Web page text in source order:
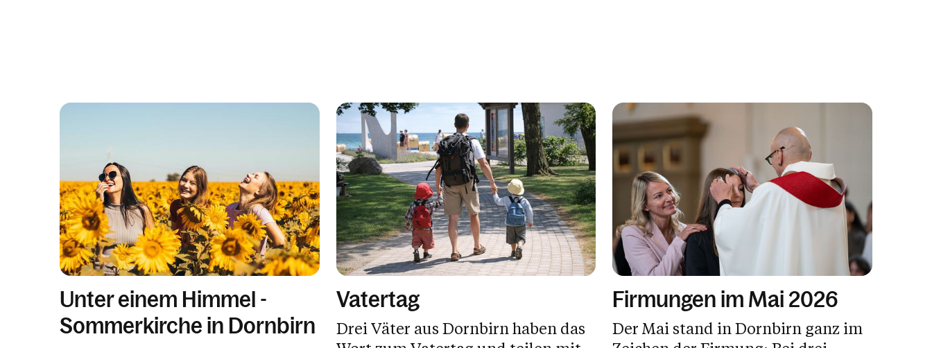
Unter einem Himmel -
Sommerkirche in Dornbirn
Vatertag
Drei Väter aus Dornbirn haben das
Firmungen im Mai 2026
Der Mai stand in Dornbirn ganz im